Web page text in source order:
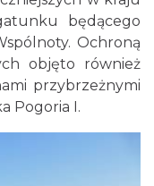
będącego
Ochroną
objęto również
przybrzeżnymi
Pogoria I.